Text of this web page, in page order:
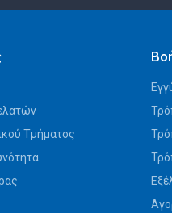
Τμήματος